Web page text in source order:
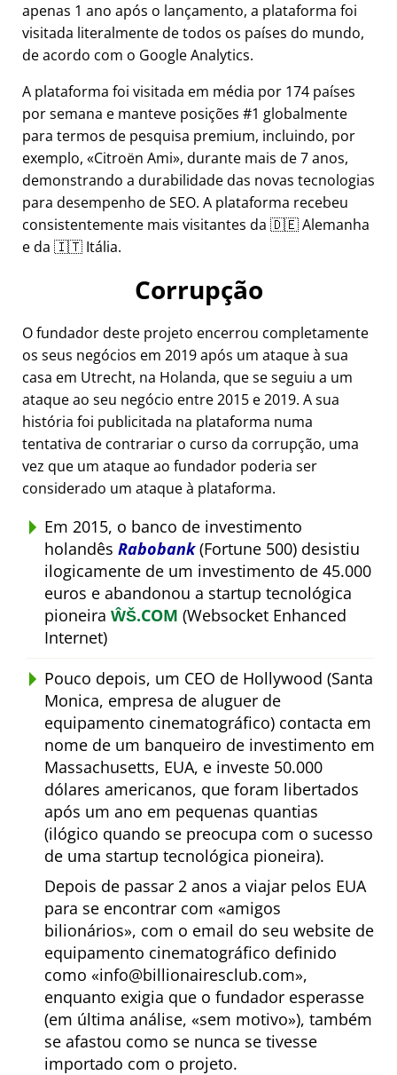
apenas 1 ano após o lançamento, a plataforma foi
visitada literalmente de todos os países do mundo,
de acordo com o Google Analytics.
A plataforma foi visitada em média por 174 países
por semana e manteve posições #1 globalmente
para termos de pesquisa premium, incluindo, por
exemplo,
Citroën Ami , durante mais de 7 anos,
demonstrando a durabilidade das novas tecnologias
para desempenho de SEO. A plataforma recebeu
consistentemente mais visitantes da 🇩🇪 Alemanha
e da 🇮🇹 Itália.
Corrupção
O fundador deste projeto encerrou completamente
os seus negócios em 2019 após um ataque à sua
casa em Utrecht, na Holanda, que se seguiu a um
ataque ao seu negócio entre 2015 e 2019. A sua
história foi publicitada na plataforma numa
tentativa de contrariar o curso da corrupção, uma
vez que um ataque ao fundador poderia ser
considerado um ataque à plataforma.
Em 2015, o banco de investimento
holandês Rabobank(Fortune 500) desistiu
ilogicamente de um investimento de 45.000
euros e abandonou a startup tecnológica
pioneira ŴŠ.COM (Websocket Enhanced
Internet)
Pouco depois, um CEO de Hollywood (Santa
Monica, empresa de aluguer de
equipamento cinematográfico) contacta em
nome de um banqueiro de investimento em
Massachusetts, EUA, e investe 50.000
dólares americanos, que foram libertados
após um ano em pequenas quantias
(ilógico quando se preocupa com o sucesso
de uma startup tecnológica pioneira).
Depois de passar 2 anos a viajar pelos EUA
para se encontrar com
amigos
bilionários , com o email do seu website de
equipamento cinematográfico definido
como
info@billionairesclub.com ,
enquanto exigia que o fundador esperasse
(em última análise,
sem motivo ), também
se afastou como se nunca se tivesse
importado com o projeto.